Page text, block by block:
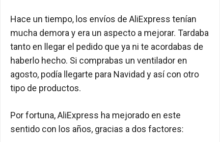
Hace un tiempo, los envíos de AliExpress tenían
mucha demora y era un aspecto a mejorar. Tardaba
tanto en llegar el pedido que ya ni te acordabas de
haberlo hecho. Si comprabas un ventilador en
agosto, podía llegarte para Navidad y así con otro
tipo de productos.
Por fortuna, AliExpress ha mejorado en este
sentido con los años, gracias a dos factores: